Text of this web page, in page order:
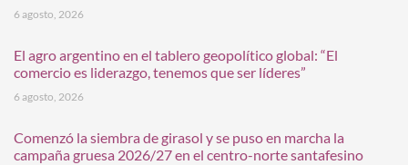
6 agosto, 2026
El agro argentino en el tablero geopolítico global: “El
comercio es liderazgo, tenemos que ser líderes”
6 agosto, 2026
Comenzó la siembra de girasol y se puso en marcha la
campaña gruesa 2026/27 en el centro-norte santafesino